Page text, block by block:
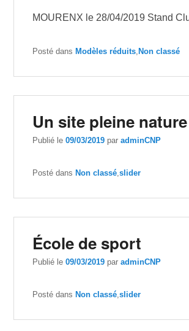
MOURENX le 28/04/2019 Stand
Posté dans Modèles réduits, Non classé
Un site pleine nature
Publié le09/03/2019 paradminCNP
Posté dans Non classé,slider
École de sport
Publié le09/03/2019 paradminCNP
Posté dans Non classé ,slider